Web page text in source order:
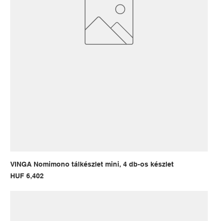
VINGA Nomimono tálkészlet mini, 4 db-os készlet
Price
HUF 6,402